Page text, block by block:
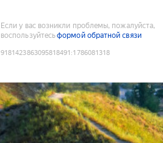
Если у вас возникли проблемы, пожалуйста,
воспользуйтесьформой обратной связи
9181423863095818491 :1786081318